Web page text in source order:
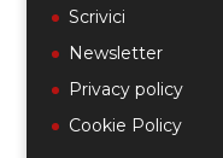
Scrivici
Newsletter
Privacy policy
Cookie Policy